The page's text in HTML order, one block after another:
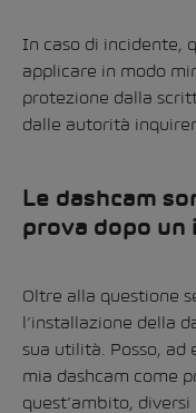
In caso di incidente,
applicare in modo
protezione dalla
dalle autorità
Le dashcam
prova dopo un
Oltre alla questione
l’installazione della
sua utilità. Posso, ad
mia dashcam come
quest’ambito,